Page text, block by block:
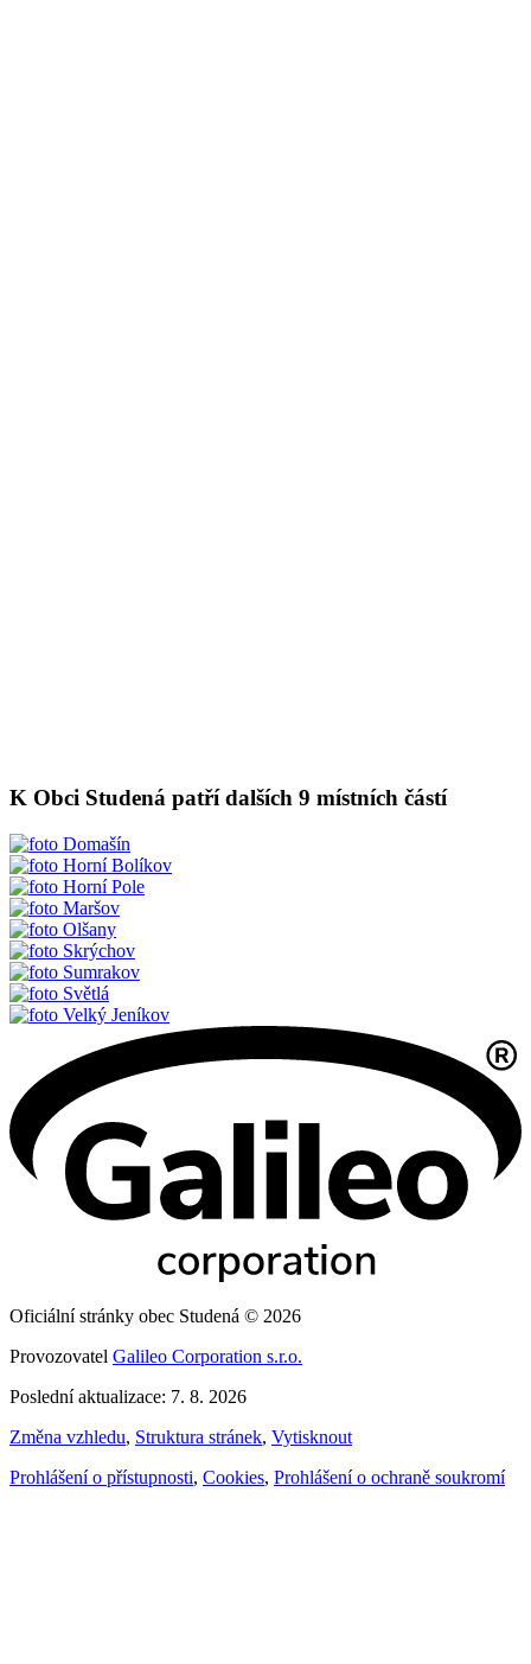
K Obci Studená patří dalších 9 místních částí
Domašín
Horní Bolíkov
Horní Pole
Maršov
Olšany
Skrýchov
Sumrakov
Světlá
Velký Jeníkov
Oficiální stránky obec Studená © 2026
Provozovatel Galileo Corporation s.r.o.
Poslední aktualizace: 7. 8. 2026
Změna vzhledu, Struktura stránek, Vytisknout
Prohlášení o přístupnosti, Cookies, Prohlášení o ochraně soukromí